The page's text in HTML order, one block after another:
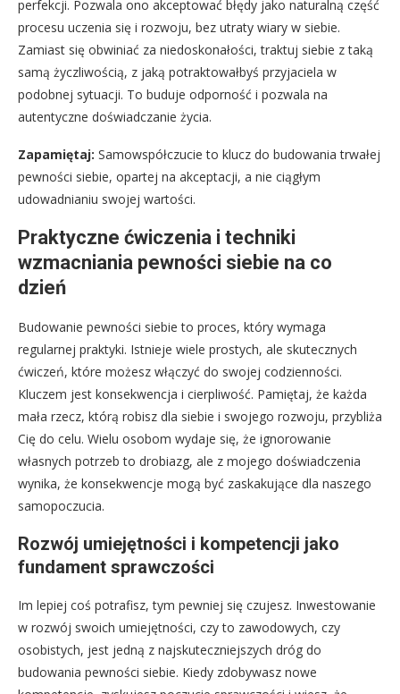
perfekcji. Pozwala ono akceptować błędy jako naturalną część
procesu uczenia się i rozwoju, bez utraty wiary w siebie.
Zamiast się obwiniać za niedoskonałości, traktuj siebie z taką
samą życzliwością, z jaką potraktowałbyś przyjaciela w
podobnej sytuacji. To buduje odporność i pozwala na
autentyczne doświadczanie życia.
Zapamiętaj: Samowspółczucie to klucz do budowania trwałej
pewności siebie, opartej na akceptacji, a nie ciągłym
udowadnianiu swojej wartości.
Praktyczne ćwiczenia i techniki
wzmacniania pewności siebie na co
dzień
Budowanie pewności siebie to proces, który wymaga
regularnej praktyki. Istnieje wiele prostych, ale skutecznych
ćwiczeń, które możesz włączyć do swojej codzienności.
Kluczem jest konsekwencja i cierpliwość. Pamiętaj, że każda
mała rzecz, którą robisz dla siebie i swojego rozwoju, przybliża
Cię do celu. Wielu osobom wydaje się, że ignorowanie
własnych potrzeb to drobiazg, ale z mojego doświadczenia
wynika, że konsekwencje mogą być zaskakujące dla naszego
samopoczucia.
Rozwój umiejętności i kompetencji jako
fundament sprawczości
Im lepiej coś potrafisz, tym pewniej się czujesz. Inwestowanie
w rozwój swoich umiejętności, czy to zawodowych, czy
osobistych, jest jedną z najskuteczniejszych dróg do
budowania pewności siebie. Kiedy zdobywasz nowe